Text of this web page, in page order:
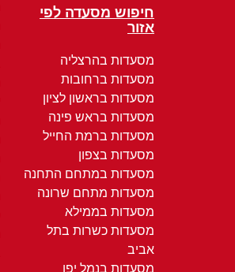
חיפוש מסעדה לפי
אזור
מסעדות בהרצליה
מסעדות ברחובות
מסעדות בראשון לציון
מסעדות בראש פינה
מסעדות ברמת החייל
מסעדות בצפון
מסעדות במתחם התחנה
מסעדות מתחם שרונה
מסעדות בממילא
מסעדות כשרות בתל
אביב
מסעדות בנמל יפו